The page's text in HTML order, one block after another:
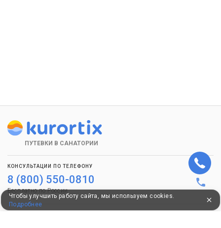
ПУТЕВКИ В САНАТОРИИ
КОНСУЛЬТАЦИИ ПО ТЕЛЕФОНУ
8 (800) 550-0810
Бесплатно по России
Чтобы улучшить работу сайта, мы используем cookies.
Подробнее